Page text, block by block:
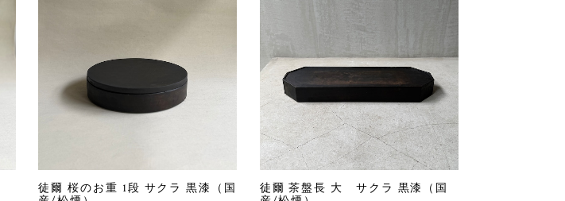
徒爾 桜のお重 1段 サクラ 黒漆（国
徒爾 茶盤長 大 サクラ 黒漆（国